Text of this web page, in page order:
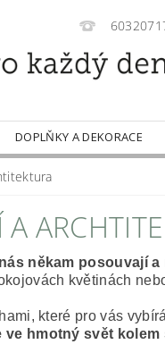
DOPLŇKY A DEKORACE
někam posouvají
květinách
které pro vás
hmotný svět kolem